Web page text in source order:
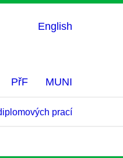
English
PřF MUNI
prací